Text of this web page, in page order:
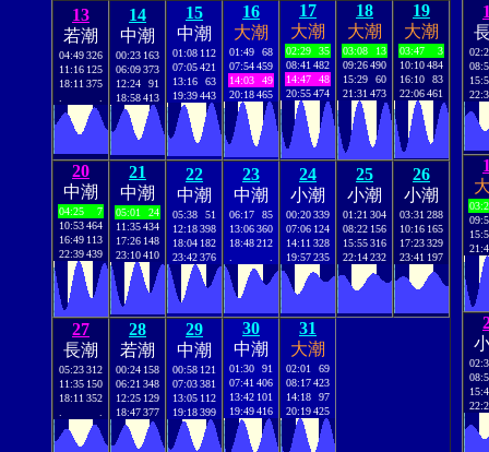
13
若潮
04:49326
11:16 125
18:11 375
14
中潮
00:23 163
06:09373
12:24
91
18:58413
15
中潮
01:08 112
07:05421
13:16
63
19:39443
16
大潮
01:49
68
07:54459
14:03
49
20:18465
17
大潮
02:29
35
08:41 482
14:47
48
20:55474
18
大潮
03:08
13
09:26490
15:29
60
21:31 473
19
大潮
03:47
3
10:10484
16:10
83
22:06461
20
中潮
04:25
7
10:53464
16:49 113
22:39439
21
中潮
05:01
24
11:35434
17:26 148
23:10410
22
中潮
05:38
51
12:18398
18:04 182
23:42376
23
中潮
06:17
85
13:06360
18:48212
24
小潮
00:20339
07:06 124
14:11 328
19:57235
25
小潮
01:21 304
08:22 156
15:55316
22:14232
26
小潮
03:31 288
10:16 165
17:23329
23:41 197
27
長潮
05:23312
11:35 150
18:11 352
28
若潮
00:24 158
06:21 348
12:25 129
18:47377
29
中潮
00:58 121
07:03381
13:05 112
19:18399
30
中潮
01:30
91
07:41 406
13:42 101
19:49416
31
大潮
02:01
69
08:17423
14:18
97
20:19425